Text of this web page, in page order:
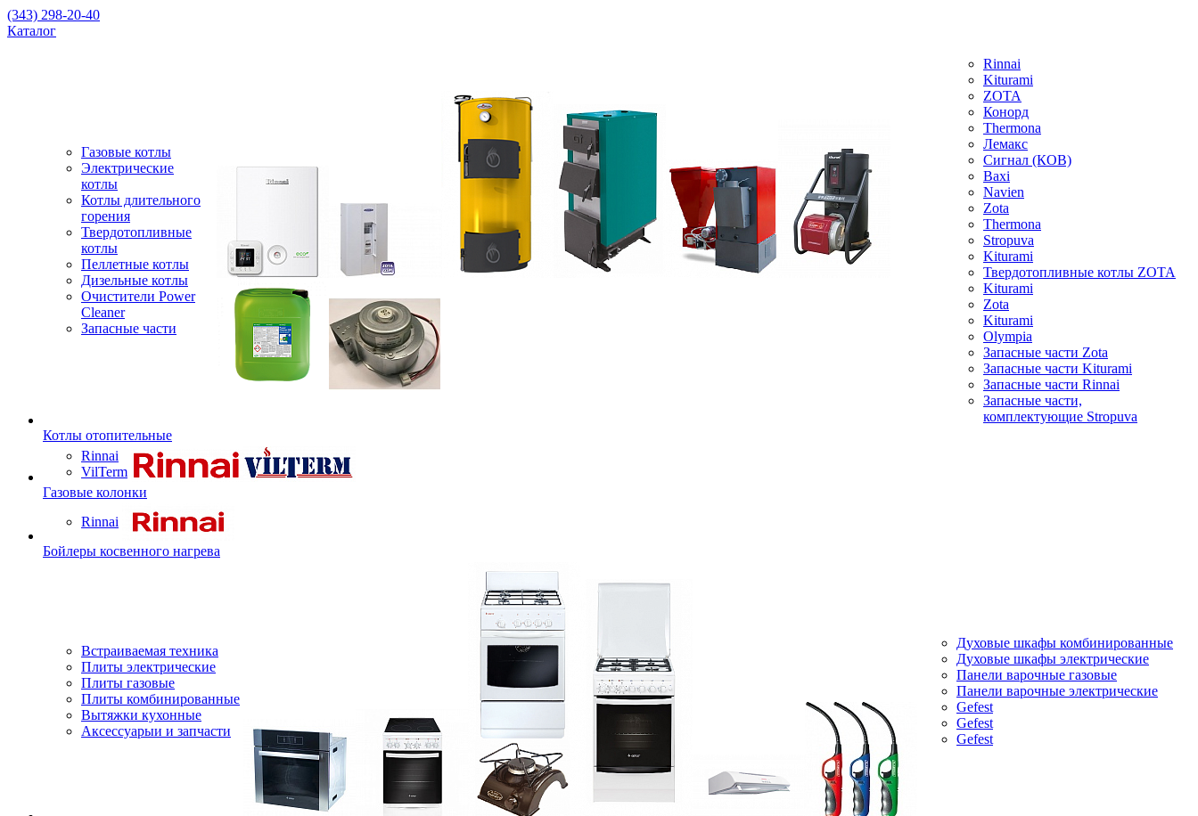
(343) 298-20-40
Каталог
Газовые котлы
Электрические
котлы
Котлы длительного
горения
Твердотопливные
котлы
Пеллетные котлы
Дизельные котлы
Очистители Power
Cleaner
Запасные части
Rinnai
Kiturami
ZOTA
Конорд
Thermona
Лемакс
Сигнал (КОВ)
Baxi
Navien
Zota
Thermona
Stropuva
Kiturami
Твердотопливные котлы ZOTA
Kiturami
Zota
Kiturami
Olympia
Запасные части Zota
Запасные части Kiturami
Запасные части Rinnai
Запасные части,
комплектующие Stropuva
Котлы отопительные
Rinnai
VilTerm
Газовые колонки
Rinnai
Бойлеры косвенного нагрева
Встраиваемая техника
Плиты электрические
Плиты газовые
Плиты комбинированные
Вытяжки кухонные
Аксессуарыи и запчасти
Духовые шкафы комбинированные
Духовые шкафы электрические
Панели варочные газовые
Панели варочные электрические
Gefest
Gefest
Gefest